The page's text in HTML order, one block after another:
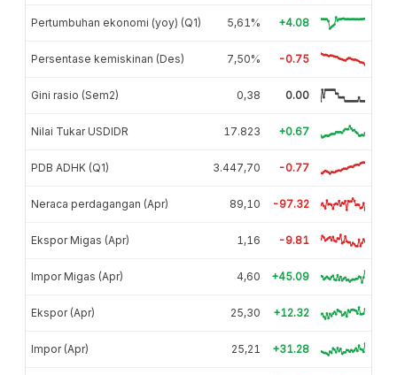
Pertumbuhan ekonomi (yoy) (Q1) 5,61% +4.08
Persentase kemiskinan (Des) 7,50% -0.75
Gini rasio (Sem2) 0,38 0.00
Nilai Tukar USDIDR 17.823 +0.67
PDB ADHK (Q1) 3.447,70 -0.77
Neraca perdagangan (Apr) 89,10 -97.32
Ekspor Migas (Apr) 1,16 -9.81
Impor Migas (Apr) 4,60 +45.09
Ekspor (Apr) 25,30 +12.32
Impor (Apr) 25,21 +31.28